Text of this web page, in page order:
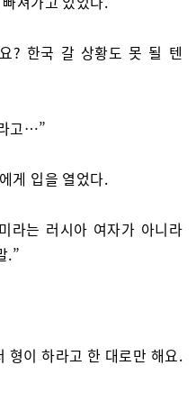
? 한국 갈 상황도 못 될 텐
고…”
게 입을 열었다.
라는 러시아 여자가 아니라
.”
형이 하라고 한 대로만 해요.